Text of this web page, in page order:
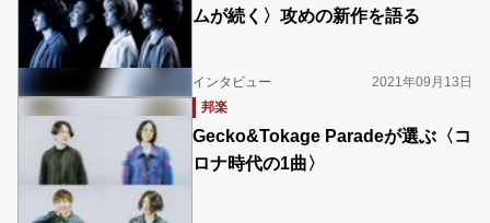
ムが続く〉攻めの新作を語る
インタビュー
2021年09月13日
邦楽
Gecko&Tokage Paradeが選ぶ〈コ
ロナ時代の1曲〉